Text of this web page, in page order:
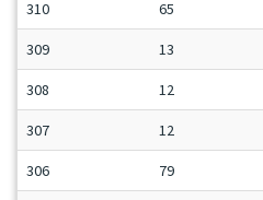
310 65
309 13
308 12
307 12
306 79